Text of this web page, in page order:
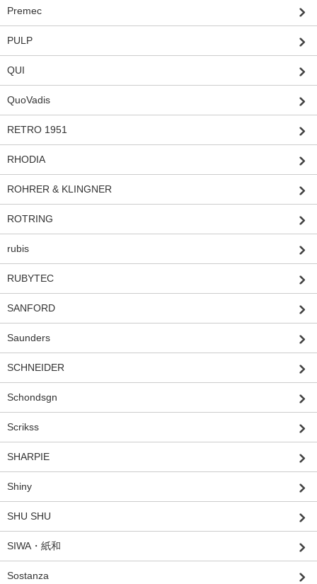
Premec
PULP
QUI
QuoVadis
RETRO 1951
RHODIA
ROHRER & KLINGNER
ROTRING
rubis
RUBYTEC
SANFORD
Saunders
SCHNEIDER
Schondsgn
Scrikss
SHARPIE
Shiny
SHU SHU
SIWA・紙和
Sostanza